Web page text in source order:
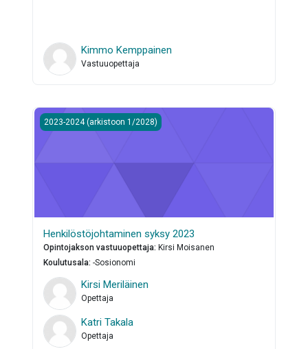
Kimmo Kemppainen
Vastuuopettaja
Henkilöstöjohtaminen syksy 2023
2023-2024 (arkistoon 1/2028)
Henkilöstöjohtaminen syksy 2023
Opintojakson vastuuopettaja:Kirsi Moisanen
Koulutusala:-Sosionomi
Kirsi Meriläinen
Opettaja
Katri Takala
Opettaja